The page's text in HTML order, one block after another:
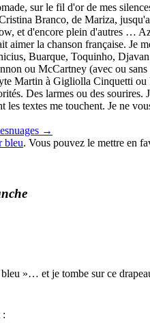
sur le fil d'or de mes
Branco, de Mariza,
et d'encore plein d'autres …
aimer la chanson française.
Buarque, Toquinho,
ou McCartney (avec ou
Martin à Gigliolla Cinquetti ou
Des larmes ou des
textes me touchent. Je ne
→
bleu. Vous pouvez le mettre en
»… et je tombe sur ce
: